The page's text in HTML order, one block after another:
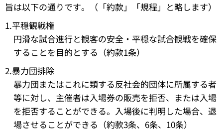
旨は以下の通りです。（「約款」「規程」と略します）
1.平穏観戦権
円滑な試合進行と観客の安全・平穏な試合観戦を確保
することを目的とする（約款1条）
2.暴力団排除
暴力団またはこれに類する反社会的団体に所属する者
等に対し、主催者は入場券の販売を拒否、または入場
を拒否することができる。入場後に判明した場合、退
場させることができる（約款3条、6条、10条）